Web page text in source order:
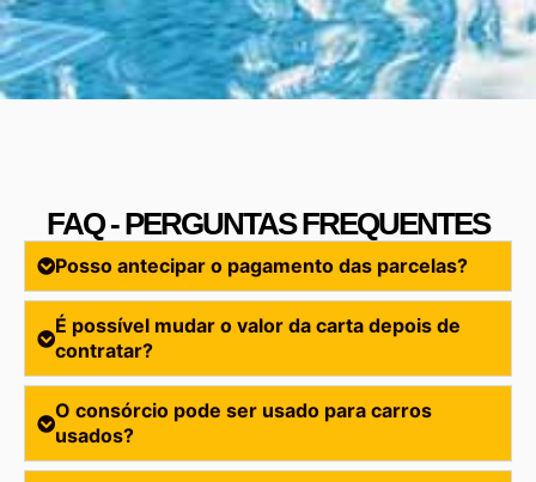
FAQ - PERGUNTAS FREQUENTES
Posso antecipar o pagamento das parcelas?
É possível mudar o valor da carta depois de
contratar?
O consórcio pode ser usado para carros
usados?